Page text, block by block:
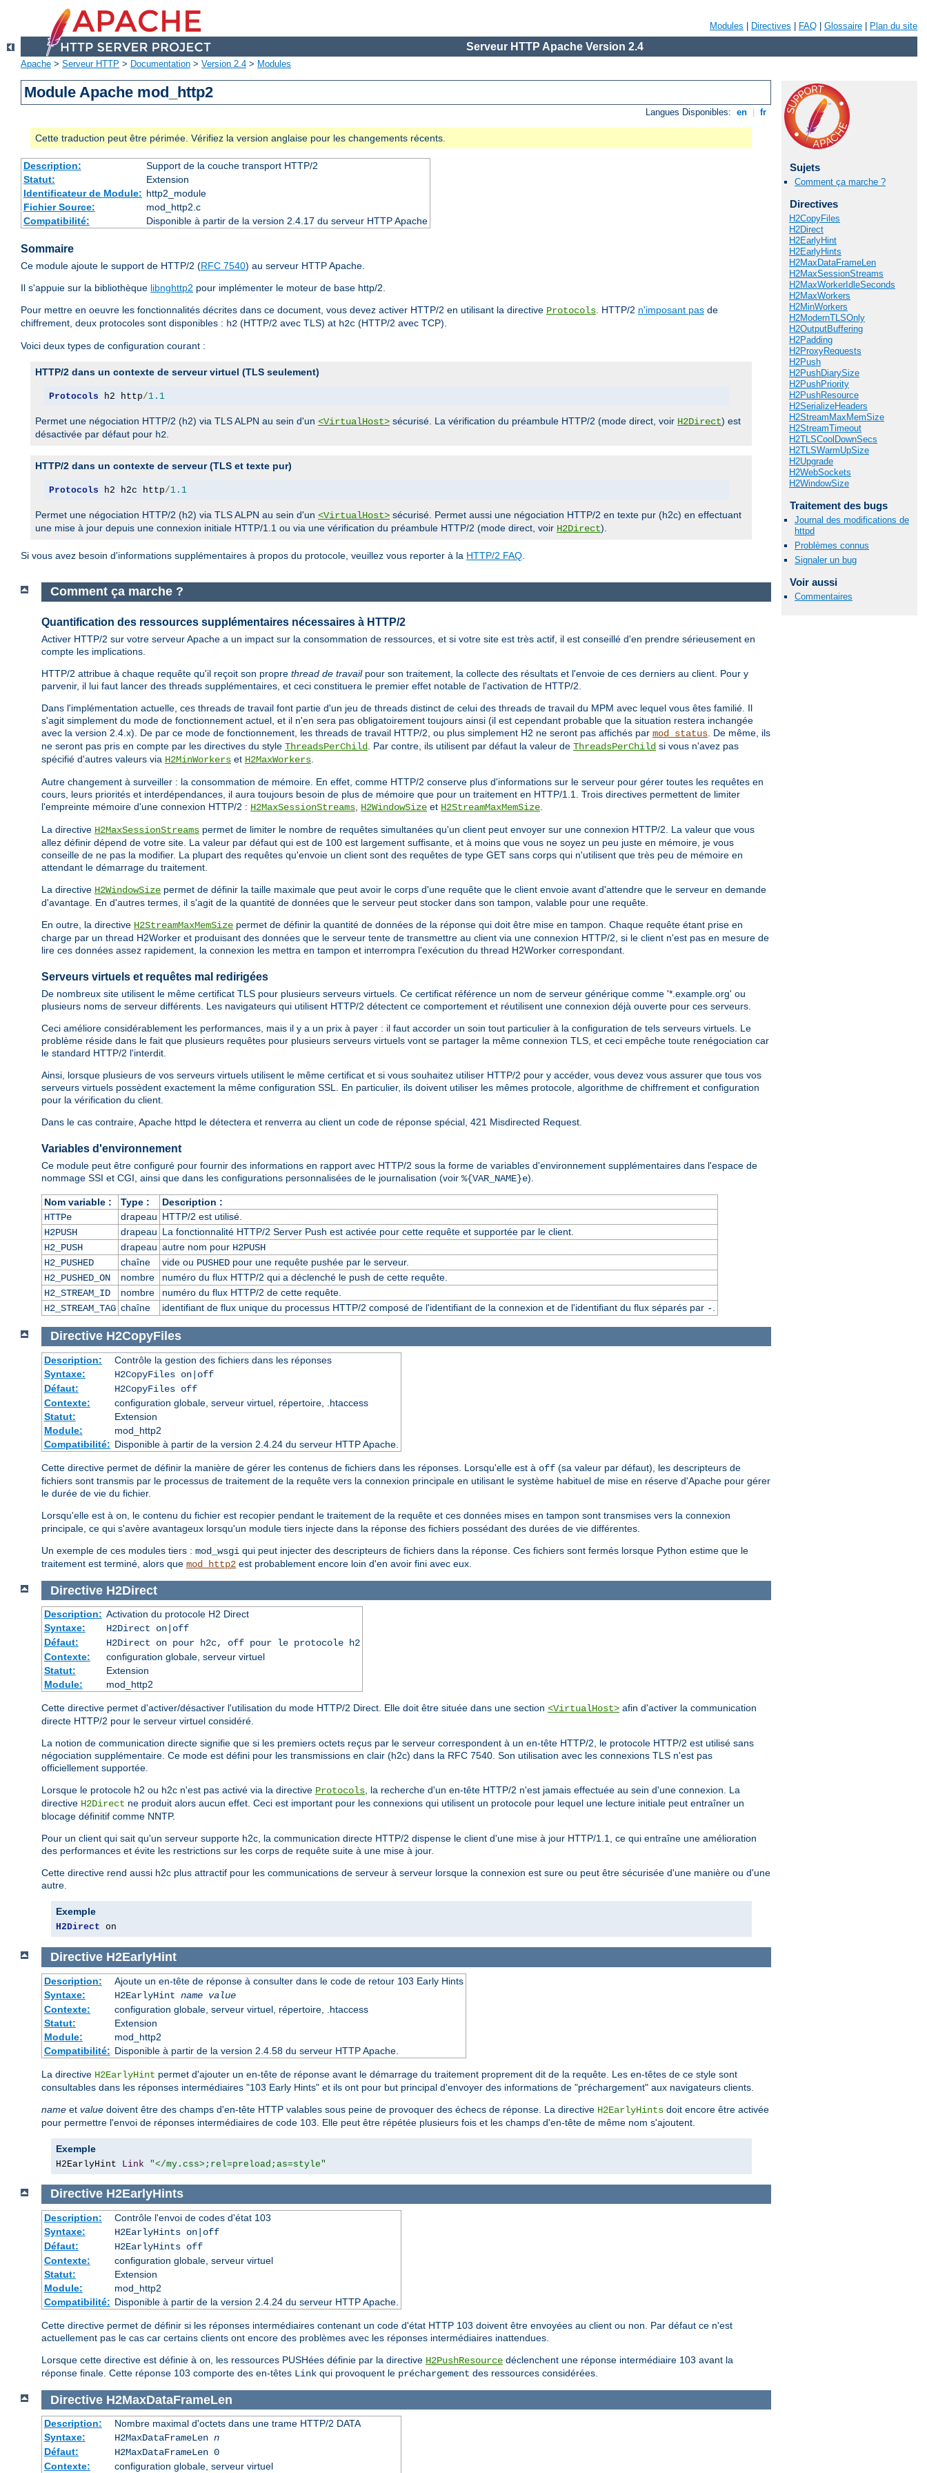
Modules Directives FAQ Glossaire Plan du site
Serveur HTTP Apache Version 2.4
Apache > Serveur HTTP > Documentation > Version 2.4 > Modules
Module Apache mod_http2
Langues Disponibles: en fr
Cette traduction peut être périmée. Vérifiez la version anglaise pour les changements récents.
Description:
Support de la couche transport HTTP/2
Statut:
Extension
Identificateur de Module: http2_module
Fichier Source:
mod_http2.c
Compatibilité:
Disponible à partir de la version 2.4.17 du serveur HTTP Apache
Sommaire
Ce module ajoute le support de HTTP/2 (RFC 7540) au serveur HTTP Apache.
Il s'appuie sur la bibliothèque libnghttp2 pour implémenter le moteur de base http/2.
Pour mettre en oeuvre les fonctionnalités décrites dans ce document, vous devez activer HTTP/2 en utilisant la directive Protocols. HTTP/2 n'imposant pas de
chiffrement, deux protocoles sont disponibles : h2 (HTTP/2 avec TLS) at h2c (HTTP/2 avec TCP).
Voici deux types de configuration courant :
HTTP/2 dans un contexte de serveur virtuel (TLS seulement)
Protocols h2 http/1.1
Permet une négociation HTTP/2 (h2) via TLS ALPN au sein d'un <VirtualHost> sécurisé. La vérification du préambule HTTP/2 (mode direct, voir H2Direct) est
désactivée par défaut pour h2.
HTTP/2 dans un contexte de serveur (TLS et texte pur)
Protocols h2 h2c http/1.1
Permet une négociation HTTP/2 (h2) via TLS ALPN au sein d'un <VirtualHost> sécurisé. Permet aussi une négociation HTTP/2 en texte pur (h2c) en effectuant
une mise à jour depuis une connexion initiale HTTP/1.1 ou via une vérification du préambule HTTP/2 (mode direct, voir H2Direct).
Si vous avez besoin d'informations supplémentaires à propos du protocole, veuillez vous reporter à la HTTP/2 FAQ.
Sujets
Comment ça marche ?
Directives
H2CopyFiles
H2Direct
H2EarlyHint
H2EarlyHints
H2MaxDataFrameLen
H2MaxSessionStreams
H2MaxWorkerIdleSeconds
H2MaxWorkers
H2MinWorkers
H2ModernTLSOnly
H2OutputBuffering
H2Padding
H2ProxyRequests
H2Push
H2PushDiarySize
H2PushPriority
H2PushResource
H2SerializeHeaders
H2StreamMaxMemSize
H2StreamTimeout
H2TLSCoolDownSecs
H2TLSWarmUpSize
H2Upgrade
H2WebSockets
H2WindowSize
Traitement des bugs
Journal des modifications de
httpd
Problèmes connus
Signaler un bug
Voir aussi
Commentaires
Comment ça marche ?
Quantification des ressources supplémentaires nécessaires à HTTP/2
Activer HTTP/2 sur votre serveur Apache a un impact sur la consommation de ressources, et si votre site est très actif, il est conseillé d'en prendre sérieusement en
compte les implications.
HTTP/2 attribue à chaque requête qu'il reçoit son propre thread de travailpour son traitement, la collecte des résultats et l'envoie de ces derniers au client. Pour y
parvenir, il lui faut lancer des threads supplémentaires, et ceci constituera le premier effet notable de l'activation de HTTP/2.
Dans l'implémentation actuelle, ces threads de travail font partie d'un jeu de threads distinct de celui des threads de travail du MPM avec lequel vous êtes familié. Il
s'agit simplement du mode de fonctionnement actuel, et il n'en sera pas obligatoirement toujours ainsi (il est cependant probable que la situation restera inchangée
avec la version 2.4.x). De par ce mode de fonctionnement, les threads de travail HTTP/2, ou plus simplement H2 ne seront pas affichés par mod_status . De même, ils
ne seront pas pris en compte par les directives du style ThreadsPerChild . Par contre, ils utilisent par défaut la valeur de ThreadsPerChild si vous n'avez pas
spécifié d'autres valeurs via H2MinWorkers et H2MaxWorkers
Autre changement à surveiller : la consommation de mémoire. En effet, comme HTTP/2 conserve plus d'informations sur le serveur pour gérer toutes les requêtes en
cours, leurs priorités et interdépendances, il aura toujours besoin de plus de mémoire que pour un traitement en HTTP/1.1. Trois directives permettent de limiter
l'empreinte mémoire d'une connexion HTTP/2 : H2MaxSessionStreams H2WindowSize et H2StreamMaxMemSize
La directive H2MaxSessionStreams permet de limiter le nombre de requêtes simultanées qu'un client peut envoyer sur une connexion HTTP/2. La valeur que vous
allez définir dépend de votre site. La valeur par défaut qui est de 100 est largement suffisante, et à moins que vous ne soyez un peu juste en mémoire, je vous
conseille de ne pas la modifier. La plupart des requêtes qu'envoie un client sont des requêtes de type GET sans corps qui n'utilisent que très peu de mémoire en
attendant le démarrage du traitement.
La directive H2WindowSize permet de définir la taille maximale que peut avoir le corps d'une requête que le client envoie avant d'attendre que le serveur en demande
d'avantage. En d'autres termes, il s'agit de la quantité de données que le serveur peut stocker dans son tampon, valable pour une requête.
En outre, la directive H2StreamMaxMemSize permet de définir la quantité de données de la réponse qui doit être mise en tampon. Chaque requête étant prise en
charge par un thread H2Worker et produisant des données que le serveur tente de transmettre au client via une connexion HTTP/2, si le client n'est pas en mesure de
lire ces données assez rapidement, la connexion les mettra en tampon et interrompra l'exécution du thread H2Worker correspondant.
Serveurs virtuels et requêtes mal redirigées
De nombreux site utilisent le même certificat TLS pour plusieurs serveurs virtuels. Ce certificat référence un nom de serveur générique comme '*.example.org' ou
plusieurs noms de serveur différents. Les navigateurs qui utilisent HTTP/2 détectent ce comportement et réutilisent une connexion déjà ouverte pour ces serveurs.
Ceci améliore considérablement les performances, mais il y a un prix à payer : il faut accorder un soin tout particulier à la configuration de tels serveurs virtuels. Le
problème réside dans le fait que plusieurs requêtes pour plusieurs serveurs virtuels vont se partager la même connexion TLS, et ceci empêche toute renégociation car
le standard HTTP/2 l'interdit.
Ainsi, lorsque plusieurs de vos serveurs virtuels utilisent le même certificat et si vous souhaitez utiliser HTTP/2 pour y accéder, vous devez vous assurer que tous vos
serveurs virtuels possèdent exactement la même configuration SSL. En particulier, ils doivent utiliser les mêmes protocole, algorithme de chiffrement et configuration
pour la vérification du client.
Dans le cas contraire, Apache httpd le détectera et renverra au client un code de réponse spécial, 421 Misdirected Request.
Variables d'environnement
Ce module peut être configuré pour fournir des informations en rapport avec HTTP/2 sous la forme de variables d'environnement supplémentaires dans l'espace de
nommage SSI et CGI, ainsi que dans les configurations personnalisées de le journalisation (voir %{VAR_NAME}e).
Nom variable : Type :
Description :
HTTPe
drapeau HTTP/2 est utilisé.
H2PUSH
drapeau La fonctionnalité HTTP/2 Server Push est activée pour cette requête et supportée par le client.
H2_PUSH
drapeau autre nom pour H2PUSH
H2_PUSHED
chaîne vide ou PUSHEDpour une requête pushée par le serveur.
H2_PUSHED_ON
nombre
numéro du flux HTTP/2 qui a déclenché le push de cette requête.
H2_STREAM_ID
nombre
numéro du flux HTTP/2 de cette requête.
H2_STREAM_TAG chaîne identifiant de flux unique du processus HTTP/2 composé de l'identifiant de la connexion et de l'identifiant du flux séparés par -.
Directive H2CopyFiles
Description:
Contrôle la gestion des fichiers dans les réponses
Syntaxe:
H2CopyFiles on|off
Défaut:
H2CopyFiles off
Contexte:
configuration globale, serveur virtuel, répertoire, .htaccess
Statut:
Extension
Module:
mod_http2
Compatibilité: Disponible à partir de la version 2.4.24 du serveur HTTP Apache.
Cette directive permet de définir la manière de gérer les contenus de fichiers dans les réponses. Lorsqu'elle est à off (sa valeur par défaut), les descripteurs de
fichiers sont transmis par le processus de traitement de la requête vers la connexion principale en utilisant le système habituel de mise en réserve d'Apache pour gérer
le durée de vie du fichier.
Lorsqu'elle est à on , le contenu du fichier est recopier pendant le traitement de la requête et ces données mises en tampon sont transmises vers la connexion
principale, ce qui s'avère avantageux lorsqu'un module tiers injecte dans la réponse des fichiers possédant des durées de vie différentes.
Un exemple de ces modules tiers : mod_wsgi qui peut injecter des descripteurs de fichiers dans la réponse. Ces fichiers sont fermés lorsque Python estime que le
traitement est terminé, alors que mod_http2 est probablement encore loin d'en avoir fini avec eux.
Directive H2Direct
Description: Activation du protocole H2 Direct
Syntaxe:
H2Direct on|off
Défaut:
H2Direct on pour h2c, off pour le protocole h2
Contexte:
configuration globale, serveur virtuel
Statut:
Extension
Module:
mod_http2
Cette directive permet d'activer/désactiver l'utilisation du mode HTTP/2 Direct. Elle doit être située dans une section <VirtualHost> afin d'activer la communication
directe HTTP/2 pour le serveur virtuel considéré.
La notion de communication directe signifie que si les premiers octets reçus par le serveur correspondent à un en-tête HTTP/2, le protocole HTTP/2 est utilisé sans
négociation supplémentaire. Ce mode est défini pour les transmissions en clair (h2c) dans la RFC 7540. Son utilisation avec les connexions TLS n'est pas
officiellement supportée.
Lorsque le protocole h2 ou h2c n'est pas activé via la directive Protocols , la recherche d'un en-tête HTTP/2 n'est jamais effectuée au sein d'une connexion. La
directive H2Direct ne produit alors aucun effet. Ceci est important pour les connexions qui utilisent un protocole pour lequel une lecture initiale peut entraîner un
blocage définitif comme NNTP.
Pour un client qui sait qu'un serveur supporte h2c, la communication directe HTTP/2 dispense le client d'une mise à jour HTTP/1.1, ce qui entraîne une amélioration
des performances et évite les restrictions sur les corps de requête suite à une mise à jour.
Cette directive rend aussi h2c plus attractif pour les communications de serveur à serveur lorsque la connexion est sure ou peut être sécurisée d'une manière ou d'une
autre.
Exemple
H2Direct on
Directive H2EarlyHint
Description:
Ajoute un en-tête de réponse à consulter dans le code de retour 103 Early Hints
Syntaxe:
H2EarlyHint name value
Contexte:
configuration globale, serveur virtuel, répertoire, .htaccess
Statut:
Extension
Module:
mod_http2
Compatibilité: Disponible à partir de la version 2.4.58 du serveur HTTP Apache.
La directive H2EarlyHint permet d'ajouter un en-tête de réponse avant le démarrage du traitement proprement dit de la requête. Les en-têtes de ce style sont
consultables dans les réponses intermédiaires "103 Early Hints" et ils ont pour but principal d'envoyer des informations de "préchargement" aux navigateurs clients.
name et value doivent être des champs d'en-tête HTTP valables sous peine de provoquer des échecs de réponse. La directive H2EarlyHints doit encore être activée
pour permettre l'envoi de réponses intermédiaires de code 103. Elle peut être répétée plusieurs fois et les champs d'en-tête de même nom s'ajoutent.
Exemple
H2EarlyHint Link "</my.css>;rel=preload;as=style"
Directive H2EarlyHints
Description:
Contrôle l'envoi de codes d'état 103
Syntaxe:
H2EarlyHints on|off
Défaut:
H2EarlyHints off
Contexte:
configuration globale, serveur virtuel
Statut:
Extension
Module:
mod_http2
Compatibilité: Disponible à partir de la version 2.4.24 du serveur HTTP Apache.
Cette directive permet de définir si les réponses intermédiaires contenant un code d'état HTTP 103 doivent être envoyées au client ou non. Par défaut ce n'est
actuellement pas le cas car certains clients ont encore des problèmes avec les réponses intermédiaires inattendues.
Lorsque cette directive est définie à on , les ressources PUSHées définie par la directive H2PushResource déclenchent une réponse intermédiaire 103 avant la
réponse finale. Cette réponse 103 comporte des en-têtes Link qui provoquent le préchargement des ressources considérées.
Directive H2MaxDataFrameLen
Description:
Nombre maximal d'octets dans une trame HTTP/2 DATA
Syntaxe:
H2MaxDataFrameLen n
Défaut:
H2MaxDataFrameLen 0
Contexte:
configuration globale, serveur virtuel